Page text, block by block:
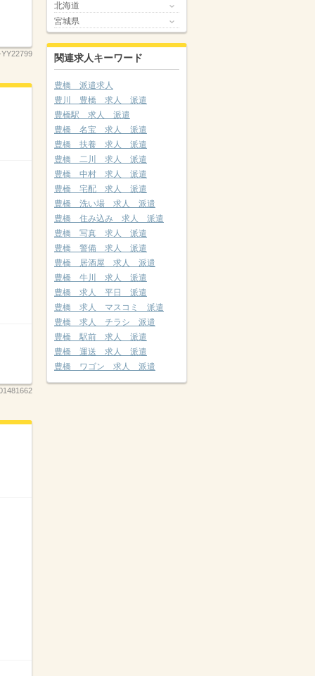
北海道
宮城県
関連求人キーワード
豊橋 派遣求人
豊川 豊橋 求人 派遣
豊橋駅 求人 派遣
豊橋 名宝 求人 派遣
豊橋 扶養 求人 派遣
豊橋 二川 求人 派遣
豊橋 中村 求人 派遣
豊橋 宅配 求人 派遣
豊橋 洗い場 求人 派遣
豊橋 住み込み 求人 派遣
豊橋 写真 求人 派遣
豊橋 警備 求人 派遣
豊橋 居酒屋 求人 派遣
豊橋 牛川 求人 派遣
豊橋 求人 平日 派遣
豊橋 求人 マスコミ 派遣
豊橋 求人 チラシ 派遣
豊橋 駅前 求人 派遣
豊橋 運送 求人 派遣
豊橋 ワゴン 求人 派遣